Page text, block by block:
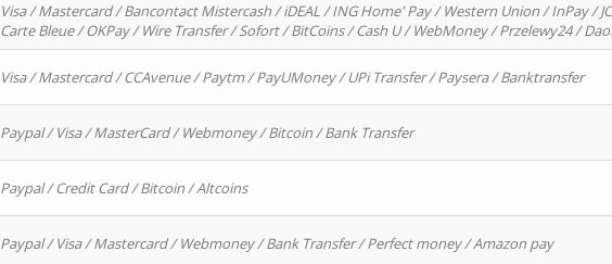
Visa / Mastercard / Bancontact Mistercash / iDEAL / ING Home' Pay / Western Union / InPay /
Carte Bleue / OKPay / Wire Transfer / Sofort / BitCoins / Cash U / WebMoney / Przelewy24 /
Visa / Mastercard / CCAvenue / Paytm / PayUMoney / UPi Transfer / Paysera / Banktransfer
Paypal / Visa / MasterCard / Webmoney / Bitcoin / Bank Transfer
Paypal / Credit Card / Bitcoin / Altcoins
Paypal / Visa / Mastercard / Webmoney / Bank Transfer / Perfect money / Amazon pay